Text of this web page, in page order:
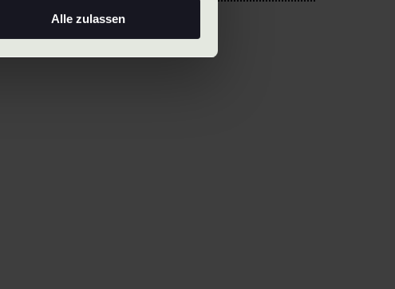
Alle zulassen
aufnehmen